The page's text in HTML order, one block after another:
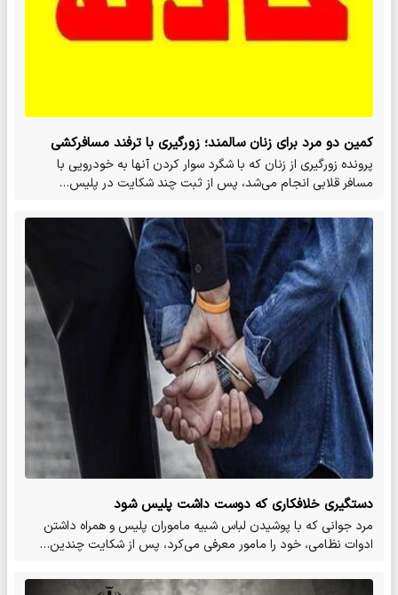
کمین دو مرد برای زنان سالمند؛ زورگیری با ترفند مسافرکشی
پرونده زورگیری از زنان که با شگرد سوار کردن آنها به خودرویی با
مسافر قلابی انجام می‌شد، پس از ثبت چند شکایت در پلیس…
دستگیری خلافکاری که دوست داشت پلیس شود
مرد جوانی که با پوشیدن لباس شبیه ماموران پلیس و همراه داشتن
ادوات نظامی، خود را مامور معرفی می‌کرد، پس از شکایت چندین…